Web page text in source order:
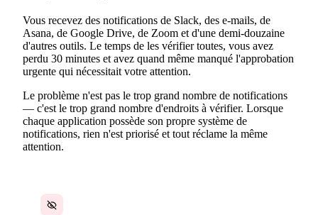
Vous recevez des notifications de Slack, des e-mails, de
Asana, de Google Drive, de Zoom et d'une demi-douzaine
d'autres outils. Le temps de les vérifier toutes, vous avez
perdu 30 minutes et avez quand même manqué l'approbation
urgente qui nécessitait votre attention.
Le problème n'est pas le trop grand nombre de notifications
— c'est le trop grand nombre d'endroits à vérifier. Lorsque
chaque application possède son propre système de
notifications, rien n'est priorisé et tout réclame la même
attention.